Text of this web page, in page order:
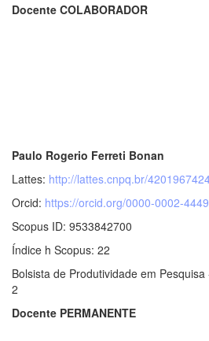
Docente COLABORADOR
Paulo Rogerio Ferreti Bonan
Lattes: http://lattes.cnpq.br/
Orcid: https://orcid.org/0000-0002-
Scopus ID: 9533842700
Índice h Scopus: 22
Bolsista de Produtividade em Pesquisa
2
Docente PERMANENTE